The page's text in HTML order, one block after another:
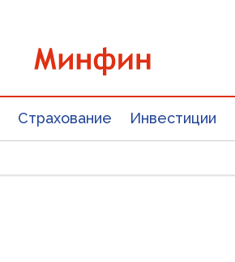
Страхование Инвестиции